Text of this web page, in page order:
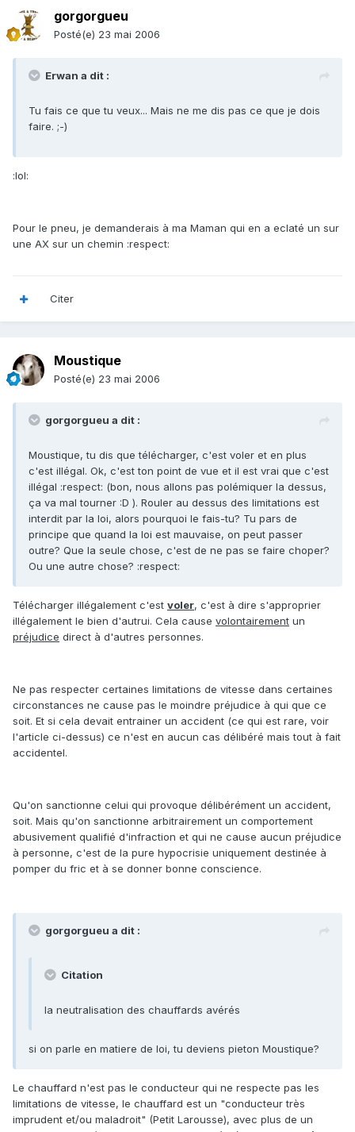
gorgorgueu
Posté(e) 23 mai 2006
Erwan a dit :
Tu fais ce que tu veux... Mais ne me dis pas ce que je dois
faire. ;-)
:lol:
Pour le pneu, je demanderais à ma Maman qui en a eclaté un sur
une AX sur un chemin :respect:
Citer
Moustique
Posté(e) 23 mai 2006
gorgorgueu a dit :
Moustique, tu dis que télécharger, c'est voler et en plus
c'est illégal. Ok, c'est ton point de vue et il est vrai que c'est
illégal :respect: (bon, nous allons pas polémiquer la dessus,
ça va mal tourner :D ). Rouler au dessus des limitations est
interdit par la loi, alors pourquoi le fais-tu? Tu pars de
principe que quand la loi est mauvaise, on peut passer
outre? Que la seule chose, c'est de ne pas se faire choper?
Ou une autre chose? :respect:
Télécharger illégalement c'est voler, c'est à dire s'approprier
illégalement le bien d'autrui. Cela cause volontairement un
préjudice direct à d'autres personnes.
Ne pas respecter certaines limitations de vitesse dans certaines
circonstances ne cause pas le moindre préjudice à qui que ce
soit. Et si cela devait entrainer un accident (ce qui est rare, voir
l'article ci-dessus) ce n'est en aucun cas délibéré mais tout à fait
accidentel.
Qu'on sanctionne celui qui provoque délibérément un accident,
soit. Mais qu'on sanctionne arbitrairement un comportement
abusivement qualifié d'infraction et qui ne cause aucun préjudice
à personne, c'est de la pure hypocrisie uniquement destinée à
pomper du fric et à se donner bonne conscience.
gorgorgueu a dit :
Citation
la neutralisation des chauffards avérés
si on parle en matiere de loi, tu deviens pieton Moustique?
Le chauffard n'est pas le conducteur qui ne respecte pas les
limitations de vitesse, le chauffard est un "conducteur très
imprudent et/ou maladroit" (Petit Larousse), avec plus de un